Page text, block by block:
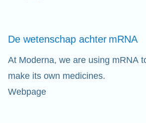
De wetenschap achter mRNA
At Moderna, we are using mRNA
make its own medicines.
Webpage